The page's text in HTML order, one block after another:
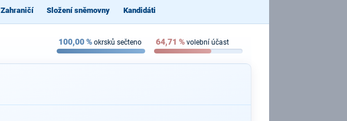
Zahraničí Složení sněmovny Kandidáti
100,00% okrsků sečteno 64,71 % volební účast